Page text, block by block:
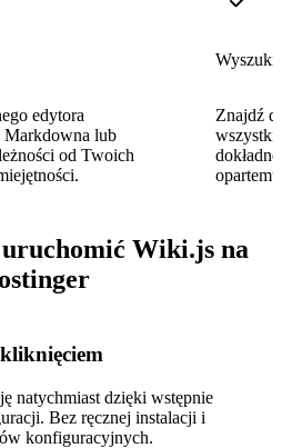
edytora
lub
od Twoich
Znajdź
Wiki.js na
natychmiast dzięki wstępnie
Bez ręcznej instalacji i
konfiguracyjnych.